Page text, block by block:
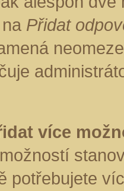
Přidat
více
potřebujete